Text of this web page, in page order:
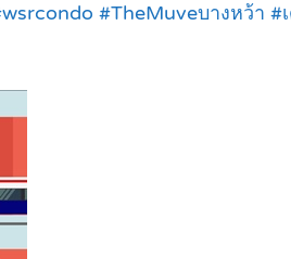
#TheMuveบางหว้า